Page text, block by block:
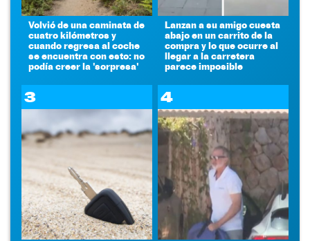
Volvió de una caminata de
cuatro kilómetros y
cuando regresa al coche
se encuentra con esto: no
podía creer la 'sorpresa'
Lanzan a su amigo cuesta
abajo en un carrito de la
compra y lo que ocurre al
llegar a la carretera
parece imposible
3 4